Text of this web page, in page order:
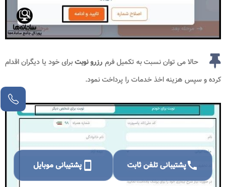
حالا می توان نسبت به تکمیل فرم رزرو نوبتبرای خود یا دیگران اقدام
کرده و سپس هزینه اخذ خدمات را پرداخت نمود.
callپشتیبانی تلفن ثابت smartphoneپشتیبانی موبایل